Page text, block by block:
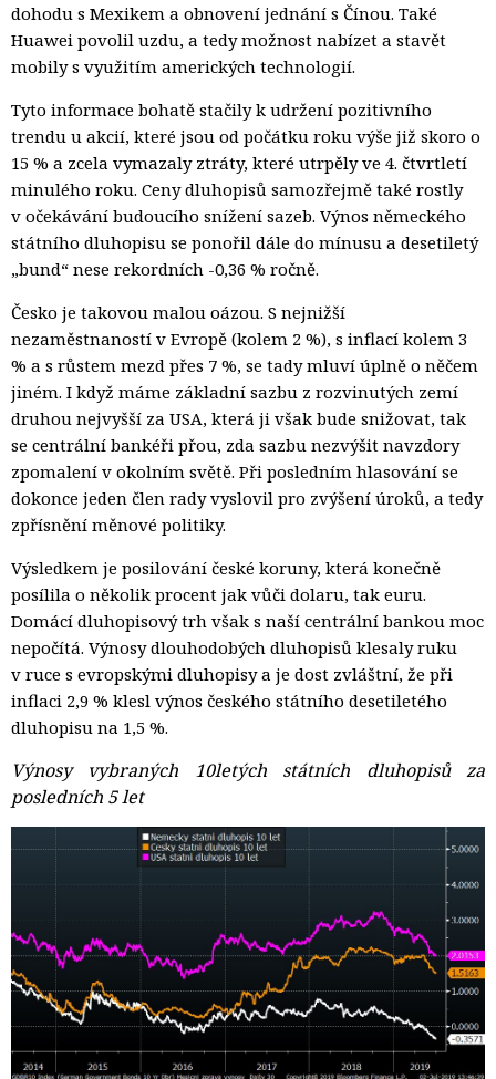
dohodu s Mexikem a obnovení jednání s Čínou. Také
Huawei povolil uzdu, a tedy možnost nabízet a stavět
mobily s využitím amerických technologií.
Tyto informace bohatě stačily k udržení pozitivního
trendu u akcií, které jsou od počátku roku výše již skoro o
15 % a zcela vymazaly ztráty, které utrpěly ve 4. čtvrtletí
minulého roku. Ceny dluhopisů samozřejmě také rostly
v očekávání budoucího snížení sazeb. Výnos německého
státního dluhopisu se ponořil dále do mínusu a desetiletý
„bund“ nese rekordních -0,36 % ročně.
Česko je takovou malou oázou. S nejnižší
nezaměstnaností v Evropě (kolem 2 %), s inflací kolem 3
% a s růstem mezd přes 7 %, se tady mluví úplně o něčem
jiném. I když máme základní sazbu z rozvinutých zemí
druhou nejvyšší za USA, která ji však bude snižovat, tak
se centrální bankéři přou, zda sazbu nezvýšit navzdory
zpomalení v okolním světě. Při posledním hlasování se
dokonce jeden člen rady vyslovil pro zvýšení úroků, a tedy
zpřísnění měnové politiky.
Výsledkem je posilování české koruny, která konečně
posílila o několik procent jak vůči dolaru, tak euru.
Domácí dluhopisový trh však s naší centrální bankou moc
nepočítá. Výnosy dlouhodobých dluhopisů klesaly ruku
v ruce s evropskými dluhopisy a je dost zvláštní, že při
inflaci 2,9 % klesl výnos českého státního desetiletého
dluhopisu na 1,5 %.
Výnosy vybraných 10letých státních dluhopisů za
posledních 5 let